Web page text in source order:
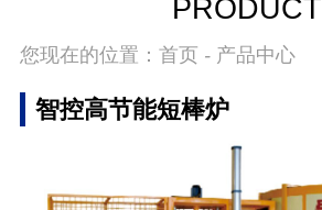
PRODUCT
您现在的位置： 首页 - 产品中心
智控高节能短棒炉